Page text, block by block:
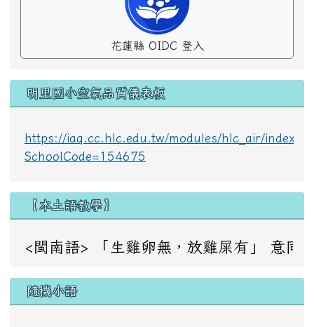
花蓮縣 OIDC 登入
明里國小空氣品質儀表板
https://iaq.cc.hlc.edu.tw/modules/hlc_air/
SchoolCode=154675
【本土語教學】
<閩南語> 「生雞卵無，放雞屎有」 意
隨機小語